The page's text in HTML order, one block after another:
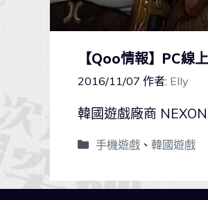
【Qoo情報】PC線
2016/11/07 作者: Elly
韓國遊戲廠商
手機遊戲、 韓國遊戲